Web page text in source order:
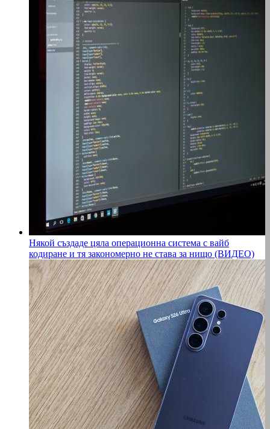
Някой създаде цяла операционна система с вайб
кодиране и тя закономерно не става за нищо (ВИДЕО)